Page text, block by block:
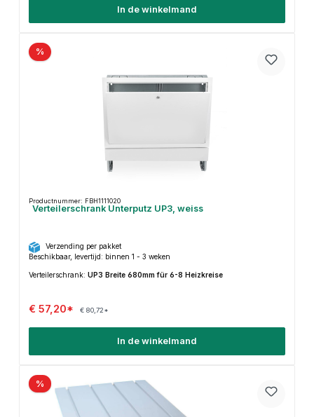
In de winkelmand
%
Productnummer: FBH1111020
Verteilerschrank Unterputz UP3, weiss
Verzending per pakket
Beschikbaar, levertijd: binnen 1 - 3 weken
Verteilerschrank: UP3 Breite 680mm für 6-8 Heizkreise
€ 57,20* € 80,72*
In de winkelmand
%